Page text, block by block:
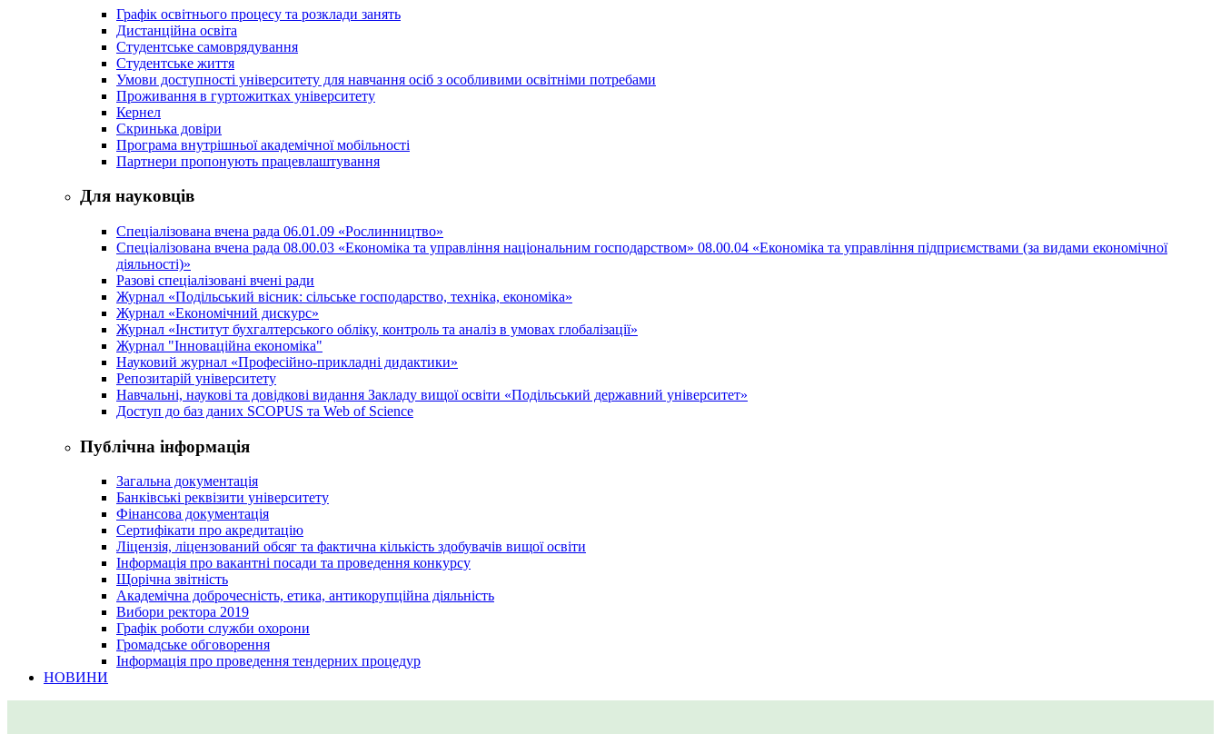
Графік освітнього процесу та розклади занять
Дистанційна освіта
Студентське самоврядування
Студентське життя
Умови доступності університету для навчання осіб з особливими освітніми потребами
Проживання в гуртожитках університету
Кернел
Скринька довіри
Програма внутрішньої академічної мобільності
Партнери пропонують працевлаштування
Для науковців
Спеціалізована вчена рада 06.01.09 «Рослинництво»
Спеціалізована вчена рада 08.00.03 «Економіка та управління національним господарством» 08.00.04 «Економіка та управління підприємствами (за видами економічної
діяльності)»
Разові спеціалізовані вчені ради
Журнал «Подільський вісник: сільське господарство, техніка, економіка»
Журнал «Економічний дискурс»
Журнал «Інститут бухгалтерського обліку, контроль та аналіз в умовах глобалізації»
Журнал "Інноваційна економіка"
Науковий журнал «Професійно-прикладні дидактики»
Репозитарій університету
Навчальні, наукові та довідкові видання Закладу вищої освіти «Подільський державний університет»
Доступ до баз даних SCOPUS та Web of Science
Публічна інформація
Загальна документація
Банківські реквізити університету
Фінансова документація
Сертифікати про акредитацію
Ліцензія, ліцензований обсяг та фактична кількість здобувачів вищої освіти
Інформація про вакантні посади та проведення конкурсу
Щорічна звітність
Академічна доброчесність, етика, антикорупційна діяльність
Вибори ректора 2019
Графік роботи служби охорони
Громадське обговорення
Інформація про проведення тендерних процедур
НОВИНИ